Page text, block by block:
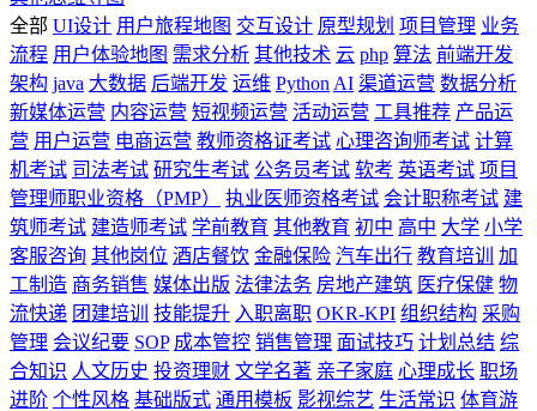
全部 UI设计 用户旅程地图 交互设计 原型规划 项目管理 业务
流程 用户体验地图 需求分析 其他技术 云 php 算法 前端开发
架构 java 大数据 后端开发 运维 Python AI 渠道运营 数据分析
新媒体运营 内容运营 短视频运营 活动运营 工具推荐 产品运
营 用户运营 电商运营 教师资格证考试 心理咨询师考试 计算
机考试 司法考试 研究生考试 公务员考试 软考 英语考试 项目
管理师职业资格（PMP）
执业医师资格考试 会计职称考试 建
筑师考试 建造师考试 学前教育 其他教育 初中 高中 大学 小学
客服咨询 其他岗位 酒店餐饮 金融保险 汽车出行 教育培训
加
工制造 商务销售 媒体出版 法律法务 房地产建筑 医疗保健 物
流快递 团建培训 技能提升 入职离职 OKR-KPI 组织结构 采购
管理 会议纪要 SOP 成本管控 销售管理 面试技巧 计划总结 综
合知识 人文历史 投资理财 文学名著 亲子家庭 心理成长 职场
进阶 个性风格 基础版式 通用模板 影视综艺 生活常识 体育游